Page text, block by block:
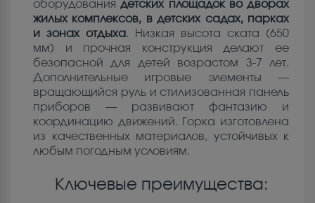
оборудованиядетских площадок во дворах
жилых комплексов, в детских садах, парках
и зонах отдыха. Низкая высота ската (650
мм) и прочная конструкция делают ее
безопасной для детей возрастом 3-7 лет.
Дополнительные игровые элементы —
вращающийся руль и стилизованная панель
приборов — развивают фантазию и
координацию движений. Горка изготовлена
из качественных материалов, устойчивых к
любым погодным условиям.
Ключевые преимущества: